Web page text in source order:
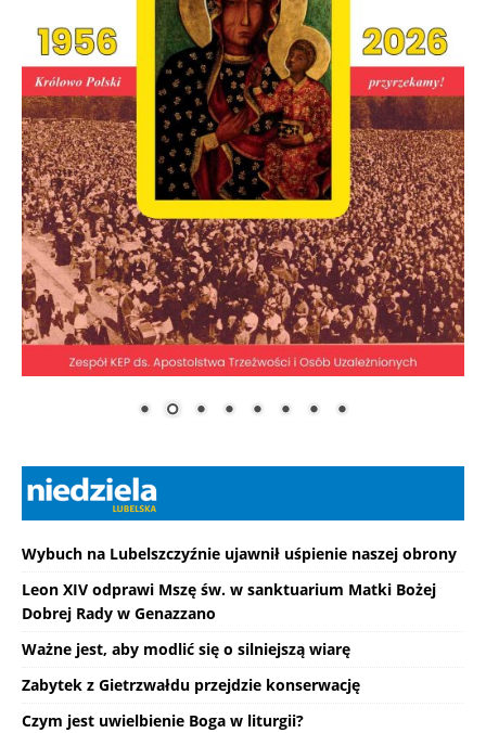
Wybuch na Lubelszczyźnie ujawnił uśpienie naszej obrony
Leon XIV odprawi Mszę św. w sanktuarium Matki Bożej
Dobrej Rady w Genazzano
Ważne jest, aby modlić się o silniejszą wiarę
Zabytek z Gietrzwałdu przejdzie konserwację
Czym jest uwielbienie Boga w liturgii?